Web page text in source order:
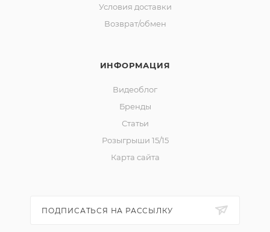
Условия доставки
Возврат/обмен
ИНФОРМАЦИЯ
Видеоблог
Бренды
Статьи
Розыгрыши 15/15
Карта сайта
ПОДПИСАТЬСЯ НА РАССЫЛКУ